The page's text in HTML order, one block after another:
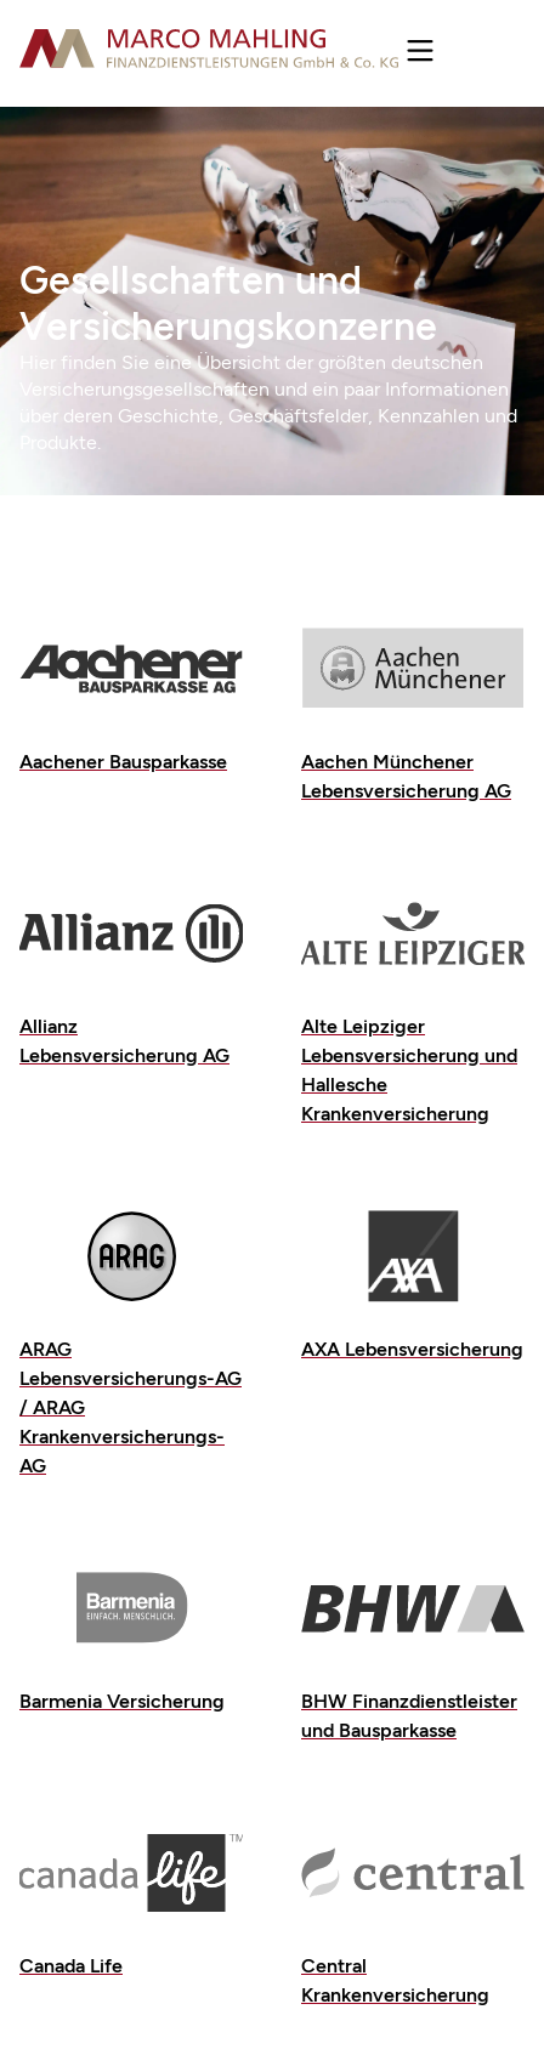
Gesellschaften und
Versicherungskonzerne
Hier finden Sie eine Übersicht der größten deutschen
Versicherungsgesellschaften und ein paar Informationen
über deren Geschichte, Geschäftsfelder, Kennzahlen und
Produkte.
Aachener Bausparkasse
Aachen Münchener
Lebensversicherung AG
Allianz
Lebensversicherung AG
Alte Leipziger
Lebensversicherung und
Hallesche
Krankenversicherung
ARAG
Lebensversicherungs-AG
/ ARAG
Krankenversicherungs-
AG
AXA Lebensversicherung
Barmenia Versicherung
BHW Finanzdienstleister
und Bausparkasse
Canada Life
Central
Krankenversicherung